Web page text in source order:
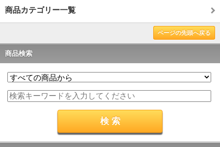
商品カテゴリー一覧
ページの先頭へ戻る
商品検索